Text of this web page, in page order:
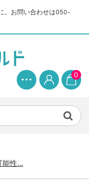
。お問い合わせは050-
0